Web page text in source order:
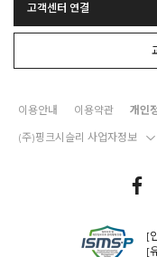
고객센터 연결
이용안내 이용약관 개인
(주)핑크시슬리 사업자정보
[
[